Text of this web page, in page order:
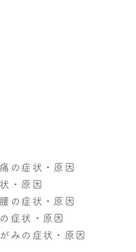
の症状・原因
・原因
の症状・原因
症状・原因
みの症状・原因